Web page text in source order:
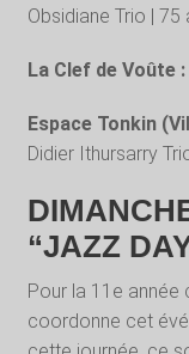
Obsidiane Trio | 75
La Clef de Voûte :
Espace Tonkin
Didier Ithursarry
“JAZZ
Pour la 11e année
coordonne cet